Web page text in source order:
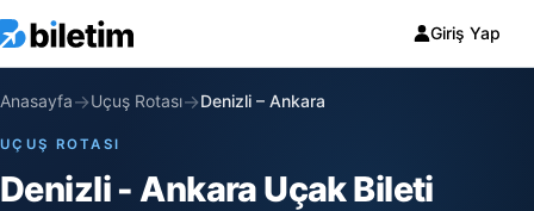
Giriş Yap
Anasayfa→Uçuş Rotası→Denizli – Ankara
UÇUŞ ROTASI
Denizli - Ankara Uçak Bileti